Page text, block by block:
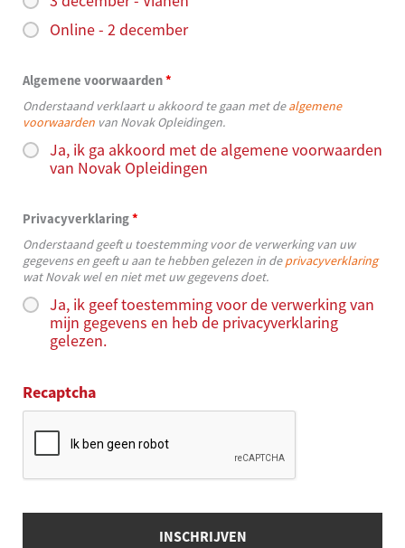
Online - 2 december
Algemene voorwaarden*
Ja, ik ga akkoord met de algemene voorwaarden
van Novak Opleidingen
Onderstaand verklaart u akkoord te gaan met dealgemene
voorwaarden van Novak Opleidingen.
Privacyverklaring*
Ja, ik geef toestemming voor de verwerking van
mijn gegevens en heb de privacyverklaring
gelezen.
Onderstaand geeft u toestemming voor de verwerking van uw
gegevens en geeft u aan te hebben gelezen in deprivacyverklaring
wat Novak wel en niet met uw gegevens doet.
Recaptcha